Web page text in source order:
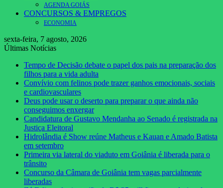
AGENDA GOIÁS
CONCURSOS & EMPREGOS
ECONOMIA
sexta-feira, 7 agosto, 2026
Últimas Notícias
Tempo de Decisão debate o papel dos pais na preparação dos
filhos para a vida adulta
Convívio com felinos pode trazer ganhos emocionais, sociais
e cardiovasculares
Deus pode usar o deserto para preparar o que ainda não
conseguimos enxergar
Candidatura de Gustavo Mendanha ao Senado é registrada na
Justiça Eleitoral
Hidrolândia é Show reúne Matheus e Kauan e Amado Batista
em setembro
Primeira via lateral do viaduto em Goiânia é liberada para o
trânsito
Concurso da Câmara de Goiânia tem vagas parcialmente
liberadas